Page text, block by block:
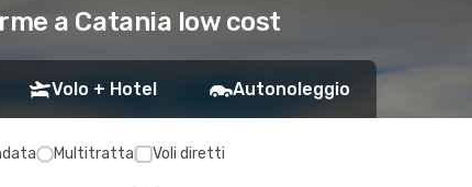
a Catania low cost
Volo + Hotel Autonoleggio
Multitratta Voli diretti